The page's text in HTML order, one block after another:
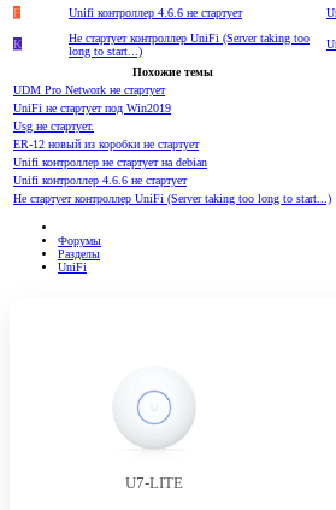
F
Unifi контроллер 4.6.6 не стартует
K
Не стартует контроллер UniFi (Server taking too
long to start...)
Похожие темы
UDM Pro Network не стартует
UniFi не стартует под Win2019
Usg не стартует.
ER-12 новый из коробки не стартует
Unifi контроллер не стартует на debian
Unifi контроллер 4.6.6 не стартует
Не стартует контроллер UniFi (Server taking too long to start...)
Форумы
Разделы
UniFi
U7-LITE